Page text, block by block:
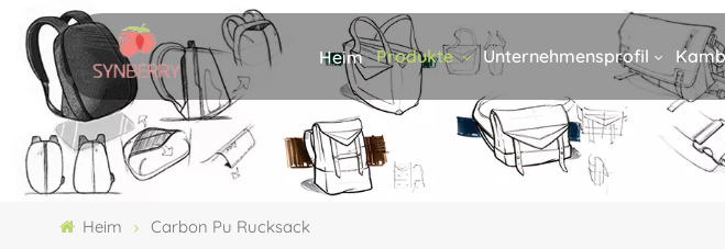
Heim Produkte Unternehmensprofil
Heim Carbon Pu Rucksack